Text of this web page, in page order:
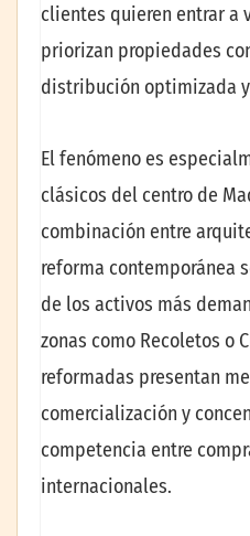
clientes quieren entrar a
priorizan propiedades
distribución optimizada
El fenómeno es
clásicos del centro de
combinación entre
reforma contemporánea
de los activos más
zonas como Recoletos o
reformadas presentan
comercialización y
competencia entre
internacionales.